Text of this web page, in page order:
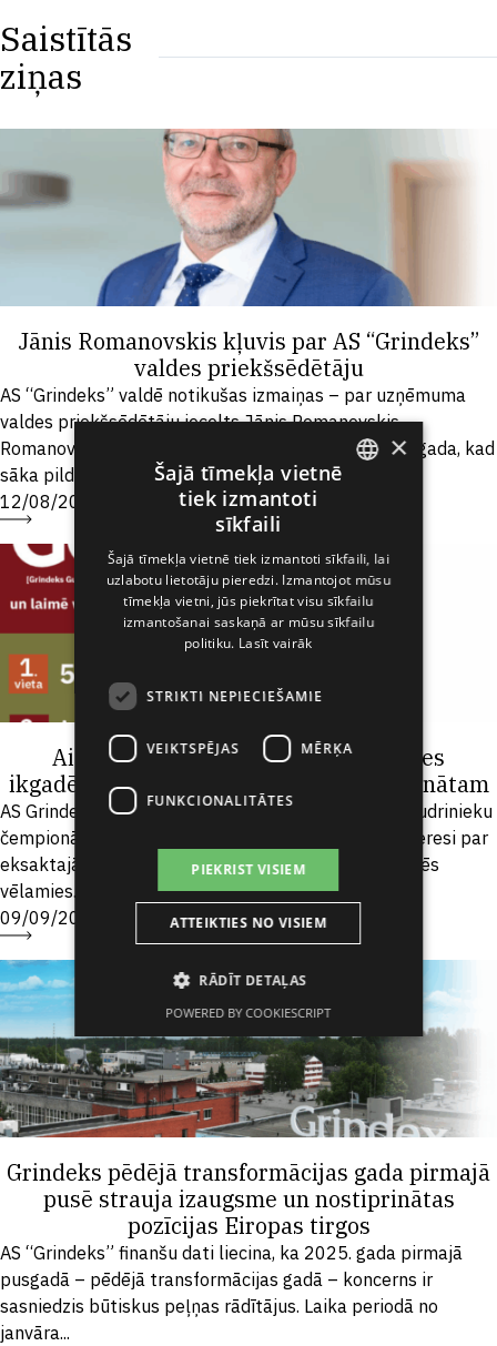
Saistītās
ziņas
Jānis Romanovskis kļuvis par AS “Grindeks”
valdes priekšsēdētāju
AS “Grindeks” valdē notikušas izmaiņas – par uzņēmuma
valdes priekšsēdētāju iecelts Jānis Romanovskis.
Romanovskis ar “Grindeks” saistīts jau kopš 2003. gada, kad
sāka pildīt finanšu...
12/08/2025
Aicinām 8.klases skolēnus pieteikties
ikgadējam Grindeks Gudrinieku čempionātam
AS Grindeks arī šogad organizē ikgadējo Grindeks Gudrinieku
čempionātu 2025, lai veicinātu Latvijas skolēnu interesi par
eksaktajām zinātnēm – ķīmiju, fiziku un bioloģiju. Mēs
vēlamies...
09/09/2025
Grindeks pēdējā transformācijas gada pirmajā
pusē strauja izaugsme un nostiprinātas
pozīcijas Eiropas tirgos
AS “Grindeks” finanšu dati liecina, ka 2025. gada pirmajā
pusgadā – pēdējā transformācijas gadā – koncerns ir
sasniedzis būtiskus peļņas rādītājus. Laika periodā no
janvāra...
RUSSIAN
SPANISH
×
Šajā tīmekļa vietnē
tiek izmantoti
sīkfaili
Šajā tīmekļa vietnē tiek izmantoti sīkfaili, lai
uzlabotu lietotāju pieredzi. Izmantojot mūsu
tīmekļa vietni, jūs piekrītat visu sīkfailu
izmantošanai saskaņā ar mūsu sīkfailu
politiku. Lasīt vairāk
STRIKTI NEPIECIEŠAMIE
VEIKTSPĒJAS MĒRĶA
FUNKCIONALITĀTES
PIEKRIST VISIEM
ATTEIKTIES NO VISIEM
RĀDĪT DETAĻAS
POWERED BY COOKIESCRIPT